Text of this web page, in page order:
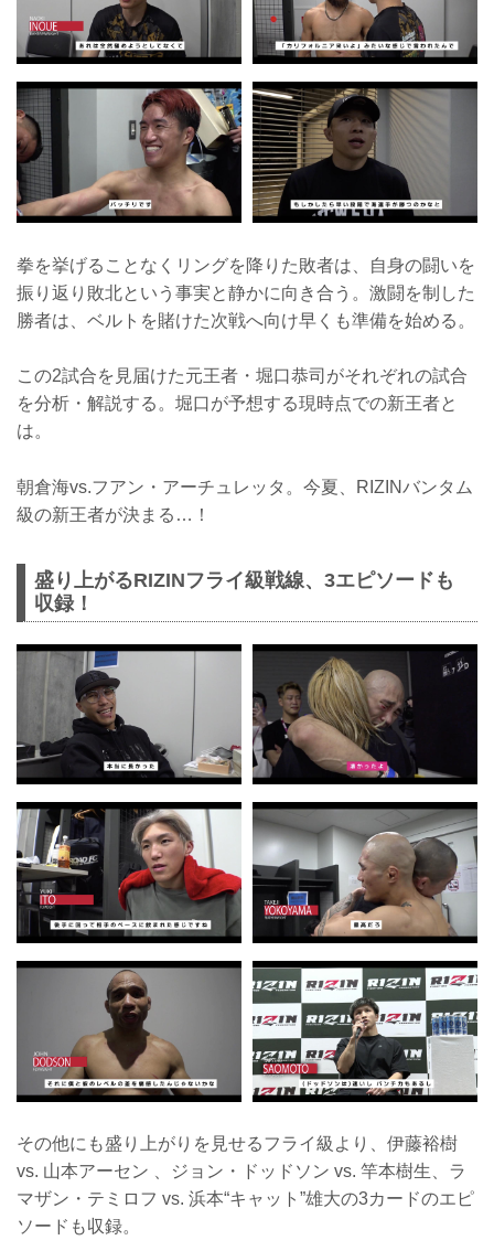
拳を挙げることなくリングを降りた敗者は、自身の闘いを
振り返り敗北という事実と静かに向き合う。激闘を制した
勝者は、ベルトを賭けた次戦へ向け早くも準備を始める。
この2試合を見届けた元王者・堀口恭司がそれぞれの試合
を分析・解説する。堀口が予想する現時点での新王者と
は。
朝倉海vs.フアン・アーチュレッタ。今夏、RIZINバンタム
級の新王者が決まる…！
盛り上がるRIZINフライ級戦線、3エピソードも
収録！
その他にも盛り上がりを見せるフライ級より、伊藤裕樹
vs. 山本アーセン 、ジョン・ドッドソン vs. 竿本樹生、ラ
マザン・テミロフ vs. 浜本“キャット”雄大の3カードのエピ
ソードも収録。